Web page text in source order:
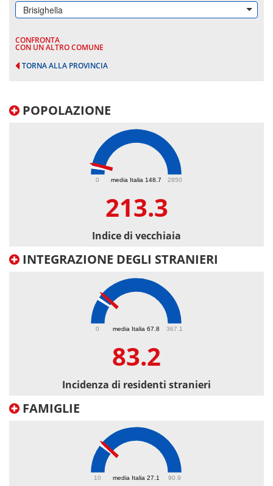
Brisighella
CONFRONTA
CON UN ALTRO COMUNE
TORNA ALLA PROVINCIA
POPOLAZIONE
media Italia 148.7
0 2850
213.3
Indice di vecchiaia
INTEGRAZIONE DEGLI STRANIERI
media Italia 67.8
0 367.1
83.2
Incidenza di residenti stranieri
FAMIGLIE
media Italia 27.1
10 90.9